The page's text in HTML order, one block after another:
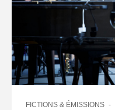
FICTIONS & ÉMISSIONS